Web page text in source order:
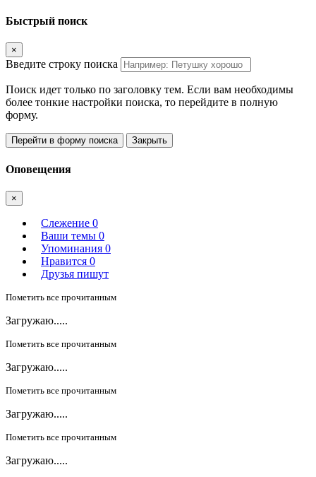
Быстрый поиск
×
Введите строку поиска
Поиск идет только по заголовку тем. Если вам необходимы
более тонкие настройки поиска, то перейдите в полную
форму.
Перейти в форму поиска Закрыть
Оповещения
×
Слежение 0
Ваши темы 0
Упоминания 0
Нравится 0
Друзья пишут
Пометить все прочитанным
Загружаю.....
Пометить все прочитанным
Загружаю.....
Пометить все прочитанным
Загружаю.....
Пометить все прочитанным
Загружаю.....